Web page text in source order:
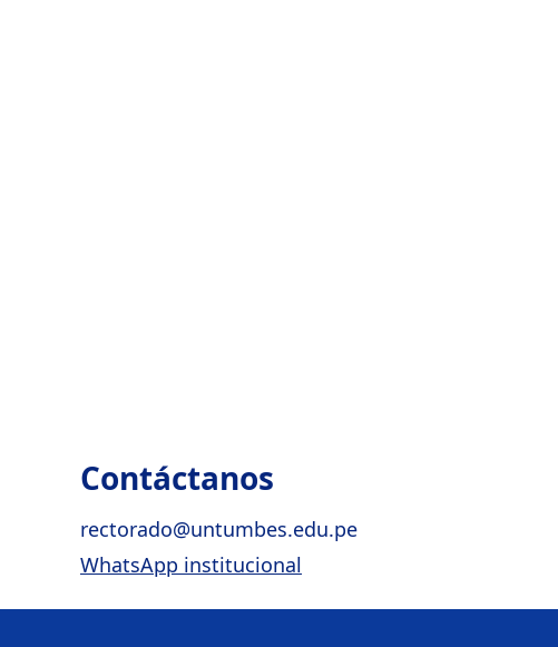
Contáctanos
rectorado@untumbes.edu.pe
WhatsApp institucional